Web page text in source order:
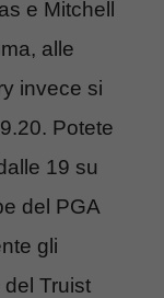
e Mitchell
alle
invece si
Potete
19 su
del PGA
gli
Truist